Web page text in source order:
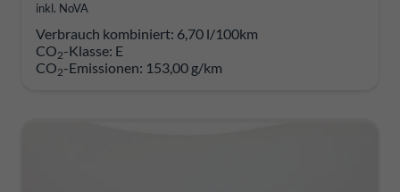
inkl. NoVA
Verbrauch kombiniert: 6,70 l/100km
CO2-Klasse: E
CO2-Emissionen: 153,00 g/km